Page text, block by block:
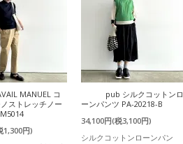
MANUEL コ
ストレッチノー
1,300円)
pub シルクコットンロ
ーンパンツ PA-20218-B
34,100円(税3,100円)
シルクコットンローンパン